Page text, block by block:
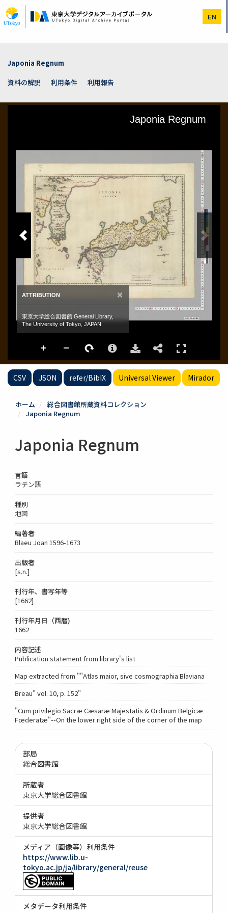
イ
ン
EN
Japonia Regnum
資料の解説
利用条件 利用報告
CSV JSON refer/BibIX Universal Viewer Mirador
ホーム
総合図書館所蔵資料コレクション
Japonia Regnum
Japonia Regnum
言語
ラテン語
種別
地図
編著者
Blaeu Joan 1596-1673
出版者
[s.n.]
刊行年、書写年等
[1662]
刊行年月日（西暦)
1662
内容記述
Publication statement from library's list
Map extracted from ""Atlas maior, sive cosmographia Blaviana
Breau" vol. 10, p. 152"
"Cum privilegio Sacræ Cæsaræ Majestatis & Ordinum Belgicæ
Fœderatæ"--On the lower right side of the corner of the map
部局
総合図書館
所蔵者
東京大学総合図書館
提供者
東京大学総合図書館
メディア（画像等）利用条件
https://www.lib.u-
tokyo.ac.jp/ja/library/general/reuse
メタデータ利用条件